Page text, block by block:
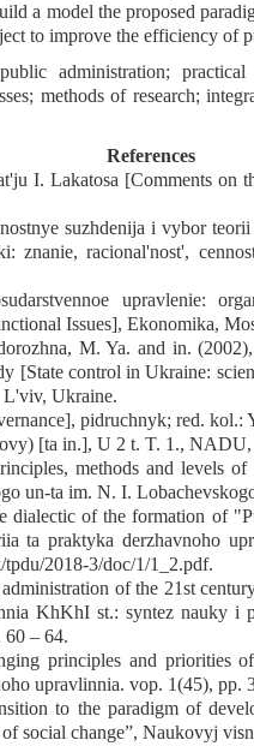
a model the proposed
to improve the efficiency of
administration;
methods of research;
References
I. Lakatosa [Comments on
suzhdenija i vybor
znanie, racional'nost',
upravlenie:
Issues], Ekonomika,
M. Ya. and in.
[State control in Ukraine:
L'viv, Ukraine.
pidruchnyk; red.
[ta in.], U 2 t. T. 1.,
methods and levels
un-ta im. N. I.
dialectic of the formation of
ta praktyka derzhavnoho
2018-3/doc/1/1_2.pdf.
of the 21st
KhKhI st.: syntez nauky i
– 64.
principles and priorities
upravlinnia. vop. 1(45), pp.
to the paradigm of
social change”, Naukovyj